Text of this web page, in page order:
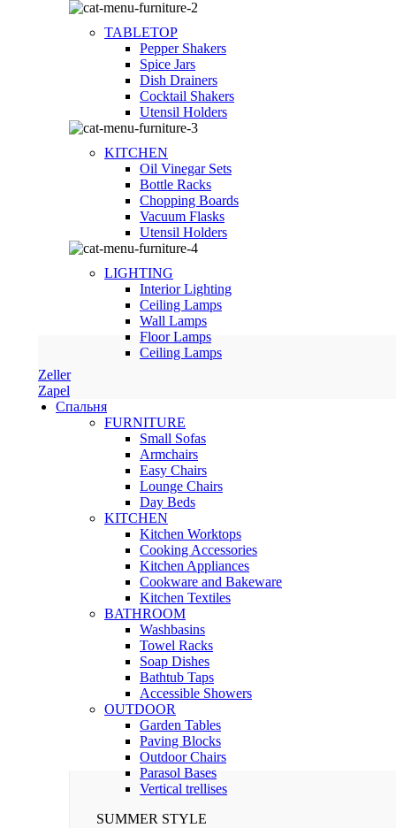
TABLETOP
Pepper Shakers
Spice Jars
Dish Drainers
Сocktail Shakers
Utensil Holders
KITCHEN
Oil Vinegar Sets
Bottle Racks
Chopping Boards
Vacuum Flasks
Utensil Holders
LIGHTING
Interior Lighting
Ceiling Lamps
Wall Lamps
Floor Lamps
Ceiling Lamps
Zeller
Zapel
Спальня
FURNITURE
Small Sofas
Armchairs
Easy Chairs
Lounge Chairs
Day Beds
KITCHEN
Kitchen Worktops
Cooking Accessories
Kitchen Appliances
Cookware and Bakeware
Kitchen Textiles
BATHROOM
Washbasins
Towel Racks
Soap Dishes
Bathtub Taps
Accessible Showers
OUTDOOR
Garden Tables
Paving Blocks
Outdoor Chairs
Parasol Bases
Vertical trellises
SUMMER STYLE